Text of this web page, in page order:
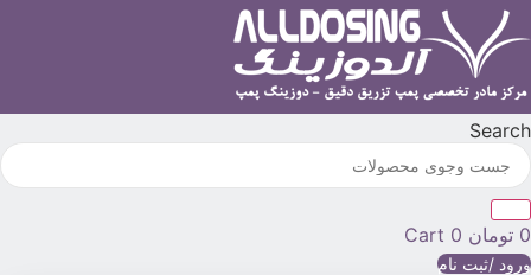
پرش
به
Search
0 تومان 0
Cart
ورود /ثبت نام